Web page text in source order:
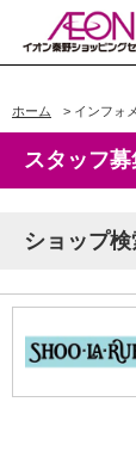
ホーム > インフォ
スタッフ募
ショップ検